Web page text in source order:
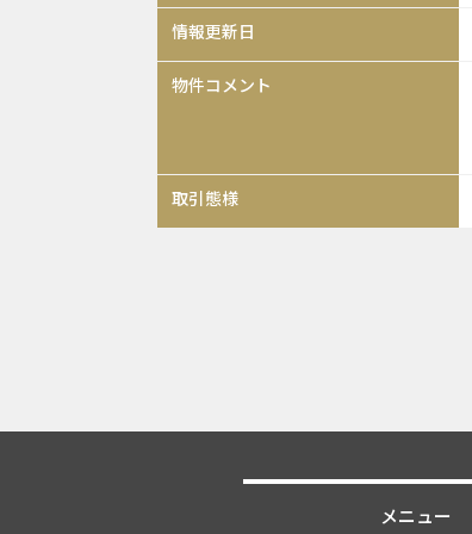
情報更新日
物件コメント
取引態様
メニュー